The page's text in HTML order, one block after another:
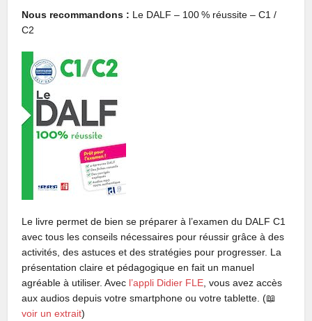
Nous recommandons : Le DALF – 100 % réussite – C1 /
C2
Le livre permet de bien se préparer à l’examen du DALF C1
avec tous les conseils nécessaires pour réussir grâce à des
activités, des astuces et des stratégies pour progresser. La
présentation claire et pédagogique en fait un manuel
agréable à utiliser. Avec l’appli Didier FLE , vous avez accès
aux audios depuis votre smartphone ou votre tablette. (📖
voir un extrait)